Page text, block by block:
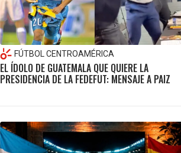
FÚTBOL CENTROAMÉRICA
EL ÍDOLO DE GUATEMALA QUE QUIERE LA
PRESIDENCIA DE LA FEDEFUT: MENSAJE A PAIZ